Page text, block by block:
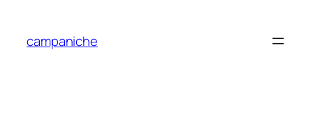
contenido
campaniche